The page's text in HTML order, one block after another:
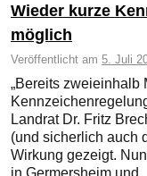
Wieder kurze
möglich
Veröffentlicht am 5. Juli
„Bereits zweieinhalb
Landrat Dr. Fritz
(und sicherlich auch
Wirkung gezeigt.
in Germersheim und